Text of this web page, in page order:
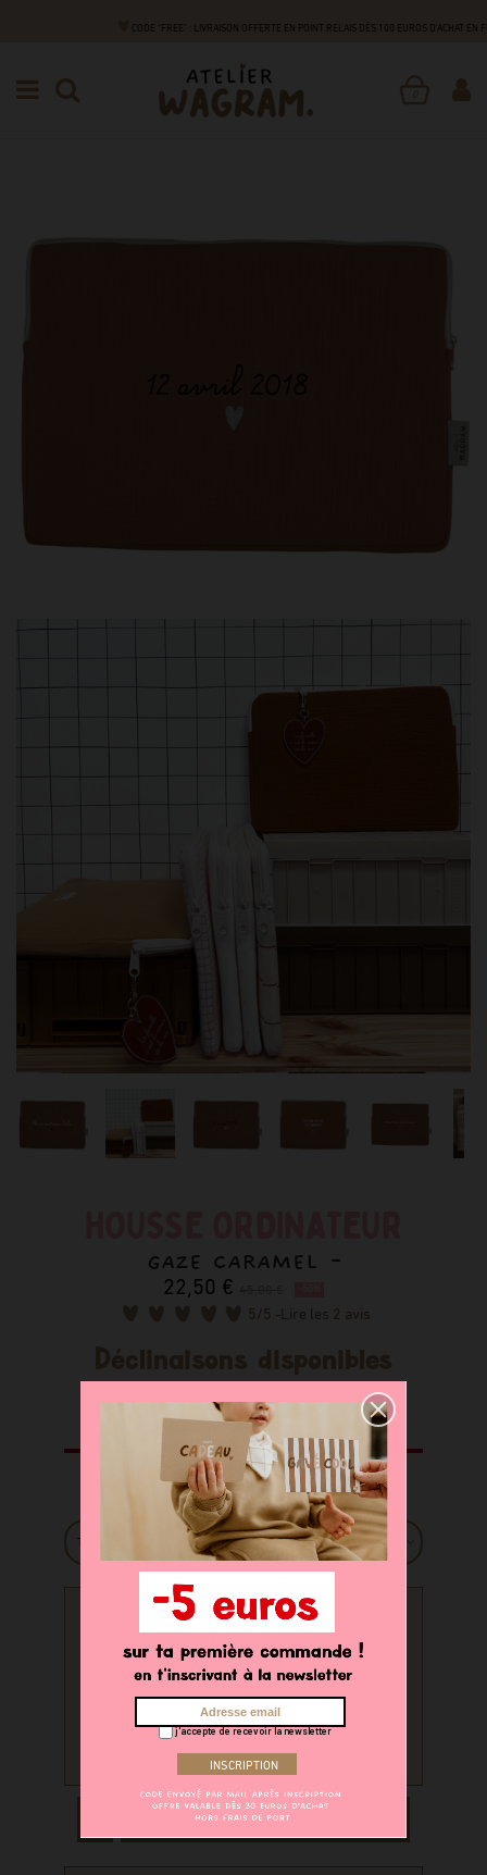
CODE "FREE" : LIVRAISON OFFERTE EN POINT RELAIS DÈS 100 EUROS D'ACHAT EN
GAZE CARAMEL -
22,50 €
5 /5 -Lire les 2 avis
Déclinaisons disponibles
Taille
PERSONNALISATION
Souhaitez-vous personnaliser
votre produit ?
oui non
AJOUTER AU PANIER
j'accepte de recevoir la newsletter